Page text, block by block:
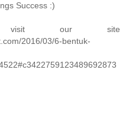
Success :)
visit our site
2016/03/6-bentuk-